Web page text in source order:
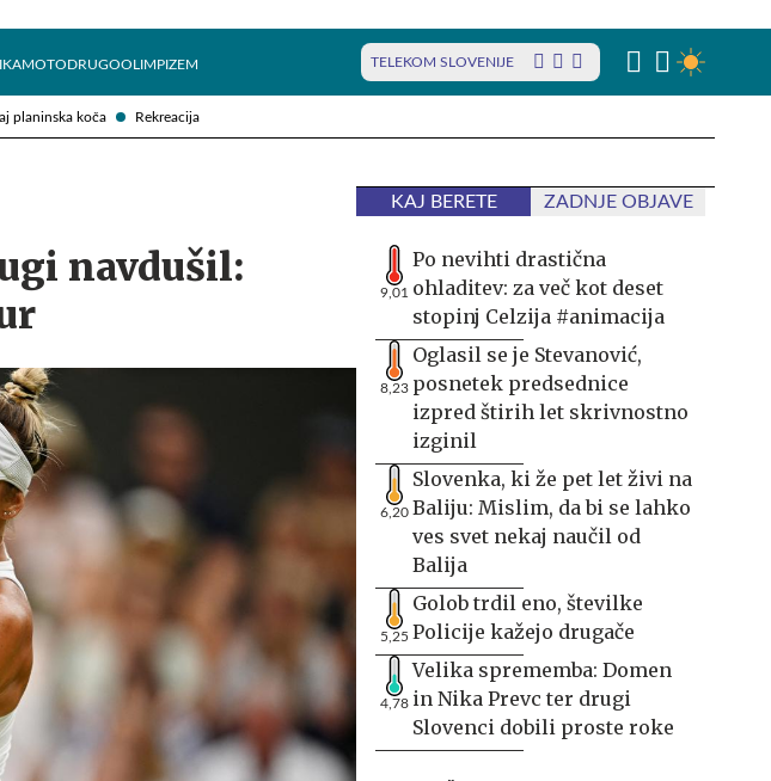
planinska koča Rekreacija
MOTODRUGOOLIMPIZEM TELEKOM SLOVENIJE
navdušil:
KAJ BERETE ZADNJE OBJAVE
9,01
Po nevihti drastična
ohladitev: za več kot deset
stopinj Celzija #animacija
8,23
Oglasil se je Stevanović,
posnetek predsednice
izpred štirih let skrivnostno
izginil
6,20
Slovenka, ki že pet let živi na
Baliju: Mislim, da bi se lahko
ves svet nekaj naučil od
Balija
5,25
Golob trdil eno, številke
Policije kažejo drugače
4,78
Velika sprememba: Domen
in Nika Prevc ter drugi
Slovenci dobili proste roke